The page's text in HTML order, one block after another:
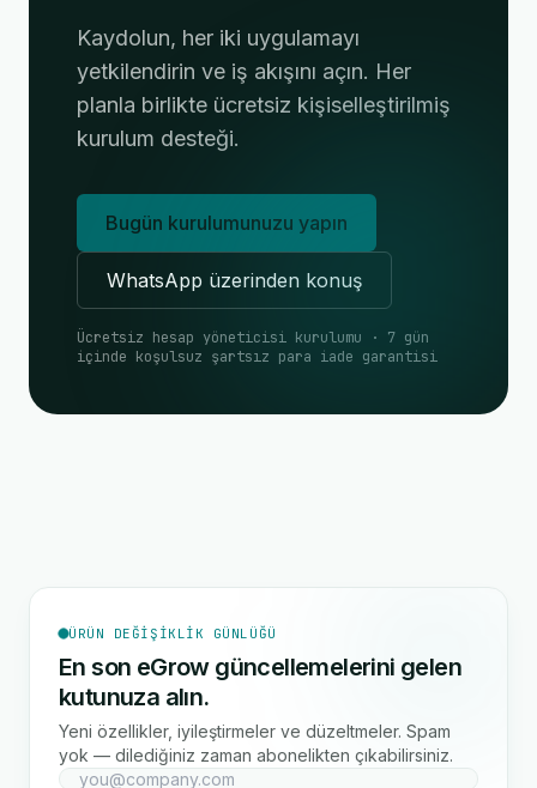
Kaydolun, her iki uygulamayı
yetkilendirin ve iş akışını açın. Her
planla birlikte ücretsiz kişiselleştirilmiş
kurulum desteği.
Bugün kurulumunuzu yapın
WhatsApp üzerinden konuş
Ücretsiz hesap yöneticisi kurulumu · 7 gün
içinde koşulsuz şartsız para iade garantisi
ÜRÜN DEĞIŞIKLIK GÜNLÜĞÜ
En son eGrow güncellemelerini gelen
kutunuza alın.
Yeni özellikler, iyileştirmeler ve düzeltmeler. Spam
yok — dilediğiniz zaman abonelikten çıkabilirsiniz.